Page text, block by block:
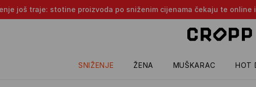
još traje: stotine proizvoda po sniženim cijenama čekaju te online
SNIŽENJE ŽENA MUŠKARAC HOT